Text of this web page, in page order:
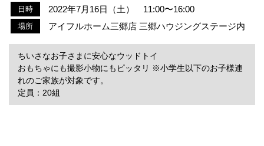
日時 2022年7月16日（土） 11:00〜16:00
場所 アイフルホーム三郷店 三郷ハウジングステージ内
ちいさなお子さまに安心なウッドトイ
おもちゃにも撮影小物にもピッタリ ※小学生以下のお子様連
れのご家族が対象です。
定員：20組